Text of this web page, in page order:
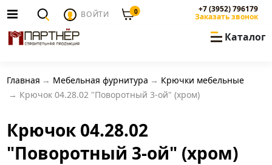
ВОЙТИ 0 +7 (3952) 796179
Заказать звонок
Каталог
Главная Мебельная фурнитура
Крючки мебельные
Крючок 04.28.02 "Поворотный 3-ой" (хром)
Крючок 04.28.02
"Поворотный 3-ой" (хром)